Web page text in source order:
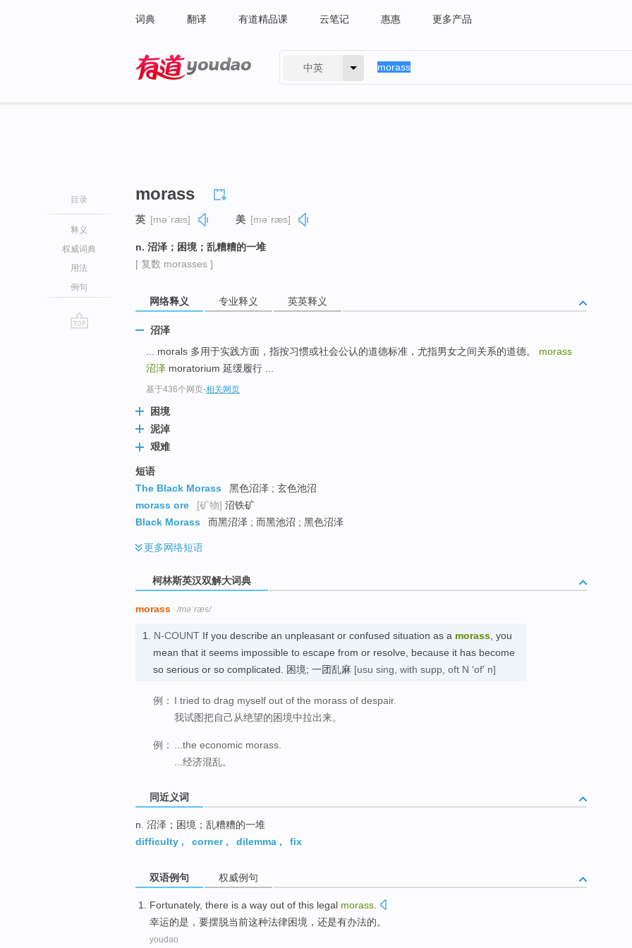
词典 翻译 有道精品课 云笔记 惠惠 更多产品
中英
目录
释义
权威词典
用法
例句
morass
英 [məˈræs] 美 [məˈræs]
n. 沼泽；困境；乱糟糟的一堆
[ 复数 morasses ]
网络释义 专业释义 英英释义
沼泽
... morals 多用于实践方面，指按习惯或社会公认的道德标准，尤指男女之间关系的道德。 morass
沼泽 moratorium 延缓履行 ...
基于436个网页-相关网页
困境
泥淖
艰难
短语
The Black Morass
黑色沼泽 ; 玄色池沼
morass ore
[矿物] 沼铁矿
Black Morass
而黑沼泽 ; 而黑池沼 ; 黑色沼泽
更多网络短语
柯林斯英汉双解大词典
morass /məˈræs/
1. N-COUNT If you describe an unpleasant or confused situation as a morass , you
mean that it seems impossible to escape from or resolve, because it has become
so serious or so complicated. 困境; 一团乱麻 [usu sing, with supp, oft N 'of' n]
例： I tried to drag myself out of the morass of despair.
我试图把自己从绝望的困境中拉出来。
例：
...the economic morass.
...经济混乱。
同近义词
n. 沼泽；困境；乱糟糟的一堆
difficulty , corner, dilemma , fix
双语例句 权威例句
Fortunately, there is a way out of this legal morass
幸运的是，要摆脱当前这种法律困境 ，还是有办法的。
youdao